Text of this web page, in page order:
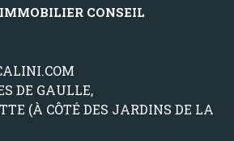
CONSEIL
DE GAULLE,
(À CÔTÉ DES JARDINS DE LA